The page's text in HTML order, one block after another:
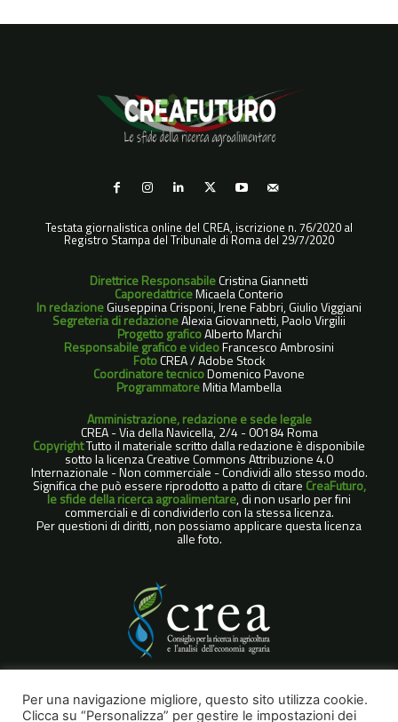
Testata giornalistica online del CREA, iscrizione n. 76/2020 al
Registro Stampa del Tribunale di Roma del 29/7/2020
Direttrice ResponsabileCristina Giannetti
CaporedattriceMicaela Conterio
In redazioneGiuseppina Crisponi, Irene Fabbri, Giulio Viggiani
Segreteria di redazioneAlexia Giovannetti, Paolo Virgilii
Progetto graficoAlberto Marchi
Responsabile grafico e videoFrancesco Ambrosini
FotoCREA / Adobe Stock
Coordinatore tecnicoDomenico Pavone
ProgrammatoreMitia Mambella
Amministrazione, redazione e sede legale
CREA - Via della Navicella, 2/4 - 00184 Roma
CopyrightTutto il materiale scritto dalla redazione è disponibile
sotto la licenza Creative Commons Attribuzione 4.0
Internazionale - Non commerciale - Condividi allo stesso modo.
Significa che può essere riprodotto a patto di citare CreaFuturo,
le sfide della ricerca agroalimentare, di non usarlo per fini
commerciali e di condividerlo con la stessa licenza.
Per questioni di diritti, non possiamo applicare questa licenza
alle foto.
COOKIE POLICY
NOTE LEGALI
Per una navigazione migliore, questo sito utilizza cookie.
Clicca su “Personalizza” per gestire le impostazioni dei